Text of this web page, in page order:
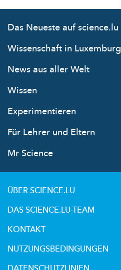
Das Neueste auf science.lu
Wissenschaft in Luxemburg
News aus aller Welt
Wissen
Experimentieren
Für Lehrer und Eltern
Mr Science
ÜBER SCIENCE.LU
DAS SCIENCE.LU-TEAM
KONTAKT
NUTZUNGSBEDINGUNGEN